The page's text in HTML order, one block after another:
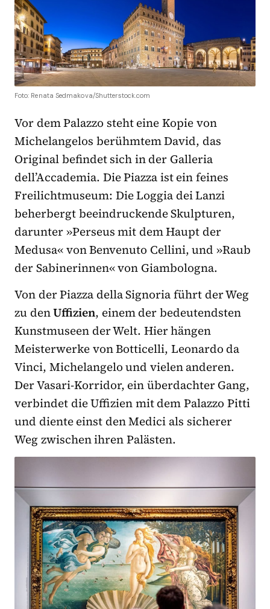
Foto: Renata Sedmakova/Shutterstock.com
Vor dem Palazzo steht eine Kopie von
Michelangelos berühmtem David, das
Original befindet sich in der Galleria
dell’Accademia. Die Piazza ist ein feines
Freilichtmuseum: Die Loggia dei Lanzi
beherbergt beeindruckende Skulpturen,
darunter »Perseus mit dem Haupt der
Medusa« von Benvenuto Cellini, und »Raub
der Sabinerinnen« von Giambologna.
Von der Piazza della Signoria führt der Weg
zu denUffizien, einem der bedeutendsten
Kunstmuseen der Welt. Hier hängen
Meisterwerke von Botticelli, Leonardo da
Vinci, Michelangelo und vielen anderen.
Der Vasari-Korridor, ein überdachter Gang,
verbindet die Uffizien mit dem Palazzo Pitti
und diente einst den Medici als sicherer
Weg zwischen ihren Palästen.